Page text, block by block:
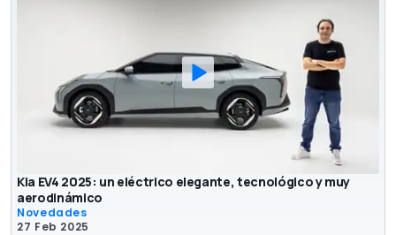
Kia EV4 2025: un eléctrico elegante, tecnológico y muy
aerodinámico
Novedades
27 Feb 2025